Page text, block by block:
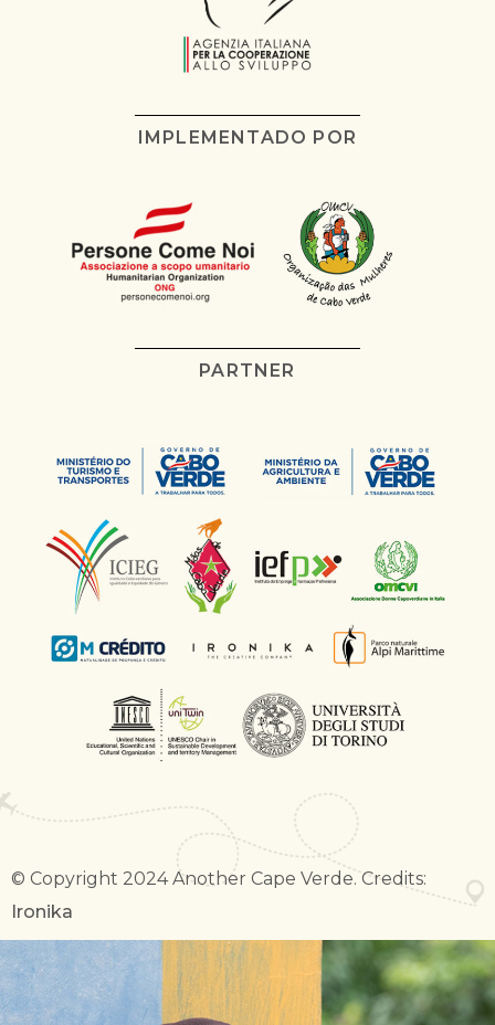
IMPLEMENTADO POR
PARTNER
© Copyright 2024 Another Cape Verde. Credits:
Ironika